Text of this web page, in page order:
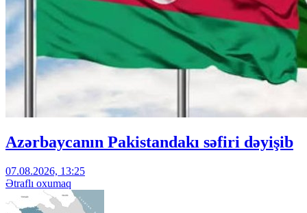
Azərbaycanın Pakistandakı səfiri dəyişib
07.08.2026, 13:25
Ətraflı oxumaq